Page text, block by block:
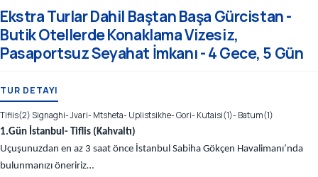
Ekstra Turlar Dahil Baştan Başa Gürcistan -
Butik Otellerde Konaklama Vizesiz,
Pasaportsuz Seyahat İmkanı - 4 Gece, 5 Gün
TUR DETAYI
Tiflis(2) Signaghi- Jvari- Mtsheta- Uplistsikhe- Gori- Kutaisi(1)- Batum(1)
1.Gün İstanbul- Tiflis (Kahvaltı)
Uçuşunuzdan en az 3 saat önce İstanbul Sabiha Gökçen Havalimanı’nda
bulunmanızı öneririz…